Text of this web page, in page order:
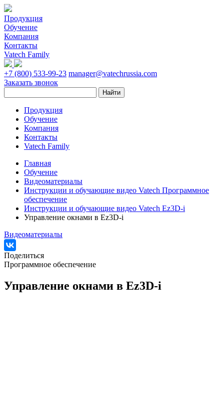
Продукция
Обучение
Компания
Контакты
Vatech Family
+7 (800) 533-99-23 manager@vatechrussia.com
Заказать звонок
Продукция
Обучение
Компания
Контакты
Vatech Family
Главная
Обучение
Видеоматериалы
Инструкции и обучающие видео Vatech Программное
обеспечение
Инструкции и обучающие видео Vatech Ez3D-i
Управление окнами в Ez3D-i
Видеоматериалы
Поделиться
Программное обеспечение
Управление окнами в Ez3D-i